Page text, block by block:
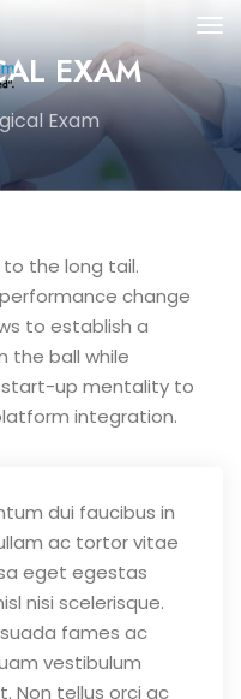
EXAM
Exam
to the long tail.
change
to establish a
the ball while
up mentality to
integration.
dui faucibus in
ac tortor vitae
eget egestas
nisi scelerisque.
fames ac
vestibulum
Non tellus orci ac